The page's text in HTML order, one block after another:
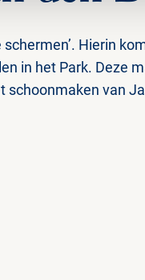
Hierin
in het Park. Deze
schoonmaken van